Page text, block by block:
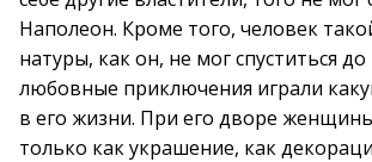
Наполеон. Кроме того, человек
натуры, как он, не мог спуститься
любовные приключения играли
в его жизни. При его дворе
только как украшение, как